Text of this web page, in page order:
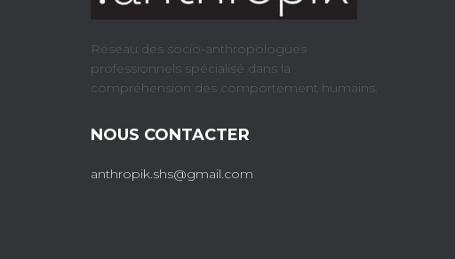
Réseau des socio-anthropologues
professionnels spécialisé dans la
compréhension des comportement humains.
NOUS CONTACTER
anthropik.shs@gmail.com